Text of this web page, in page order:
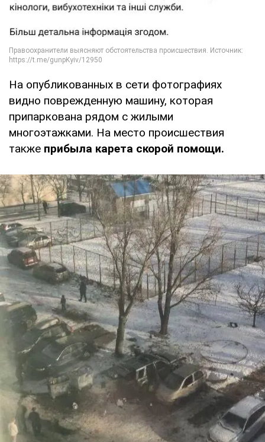
На опубликованных в сети фотографиях
видно поврежденную машину, которая
припаркована рядом с жилыми
многоэтажками. На место происшествия
также прибыла карета скорой помощи.